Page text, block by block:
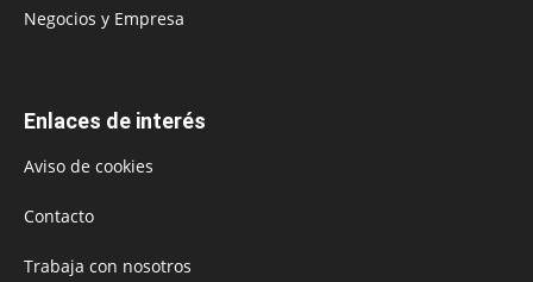
Negocios y Empresa
Enlaces de interés
Aviso de cookies
Contacto
Trabaja con nosotros